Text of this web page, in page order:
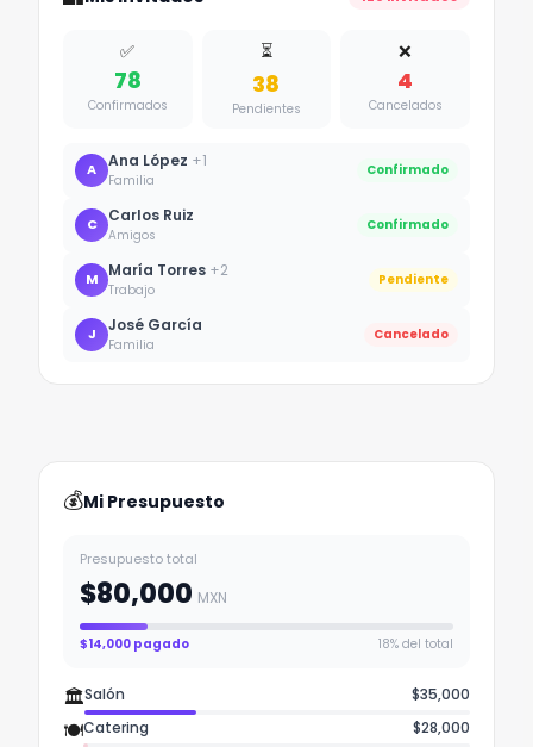
✅
78
Confirmados
⏳
38
Pendientes
❌
4
Cancelados
A Ana López +1
Familia
Confirmado
C Carlos Ruiz
Amigos
Confirmado
M María Torres +2
Trabajo
Pendiente
J José García
Familia
Cancelado
💰Mi Presupuesto
Presupuesto total
$80,000 MXN
$14,000 pagado 18% del total
🏛️Salón $35,000
🍽️Catering $28,000